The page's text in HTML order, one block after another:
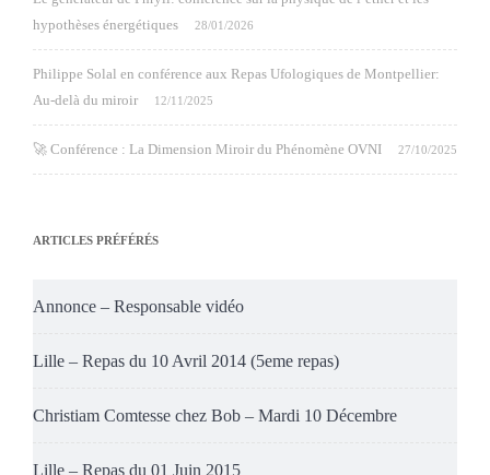
hypothèses énergétiques
28/01/2026
Philippe Solal en conférence aux Repas Ufologiques de Montpellier:
Au-delà du miroir
12/11/2025
🚀 Conférence : La Dimension Miroir du Phénomène OVNI 27/10/2025
ARTICLES PRÉFÉRÉS
Annonce – Responsable vidéo
Lille – Repas du 10 Avril 2014 (5eme repas)
Christiam Comtesse chez Bob – Mardi 10 Décembre
Lille – Repas du 01 Juin 2015